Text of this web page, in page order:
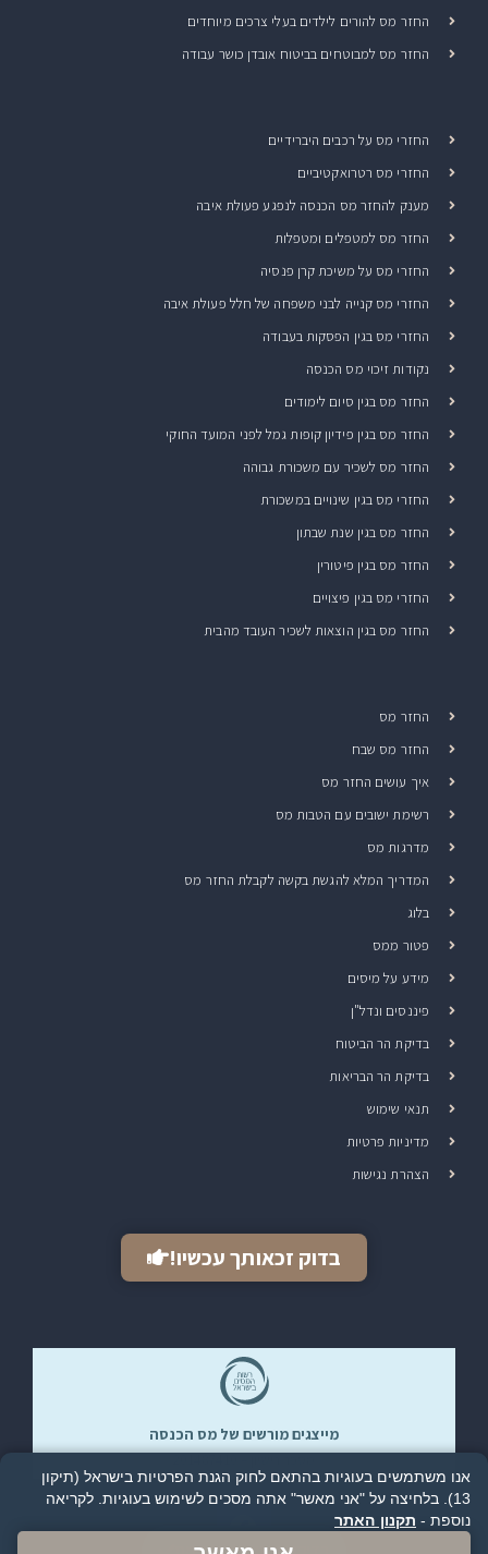
החזר מס להורים לילדים בעלי צרכים מיוחדים
החזר מס למבוטחים בביטוח אובדן כושר עבודה
החזרי מס על רכבים היברידיים
החזרי מס רטרואקטיביים
מענק להחזר מס הכנסה לנפגע פעולת איבה
החזר מס למטפלים ומטפלות
החזרי מס על משיכת קרן פנסיה
החזרי מס קנייה לבני משפחה של חלל פעולת איבה
החזרי מס בגין הפסקות בעבודה
נקודות זיכוי מס הכנסה
החזר מס בגין סיום לימודים
החזר מס בגין פידיון קופות גמל לפני המועד החוקי
החזר מס לשכיר עם משכורת גבוהה
החזרי מס בגין שינויים במשכורת
החזר מס בגין שנת שבתון
החזר מס בגין פיטורין
החזרי מס בגין פיצויים
החזר מס בגין הוצאות לשכיר העובד מהבית
החזר מס
החזר מס שבח
איך עושים החזר מס
רשימת ישובים עם הטבות מס
מדרגות מס
המדריך המלא להגשת בקשה לקבלת החזר מס
בלוג
פטור ממס
מידע על מיסים
פיננסים ונדל"ן
בדיקת הר הביטוח
בדיקת הר הבריאות
תנאי שימוש
מדיניות פרטיות
הצהרת נגישות
בדוק זכאותך עכשיו!
מייצגים מורשים של מס הכנסה​
אנו משתמשים בעוגיות בהתאם לחוק הגנת הפרטיות בישראל (תיקון
13). בלחיצה על "אני מאשר" אתה מסכים לשימוש בעוגיות.
לקריאה
נוספת - תקנון האתר